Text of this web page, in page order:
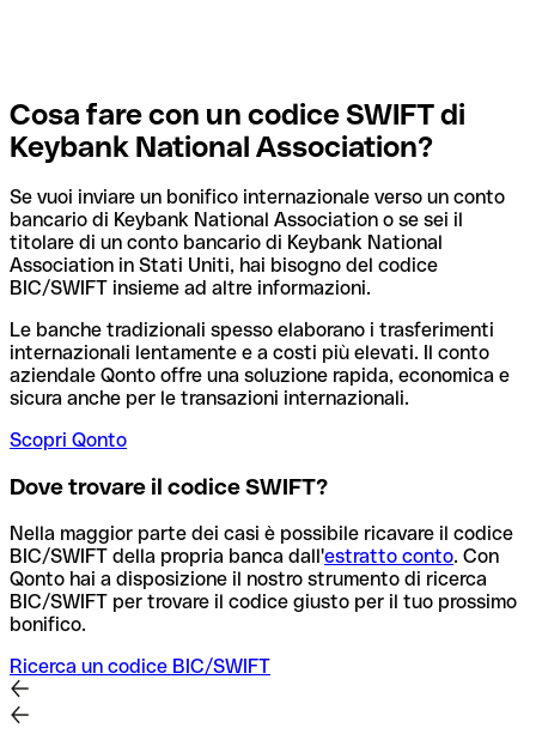
Cosa fare con un codice SWIFT di
Keybank National Association?
Se vuoi inviare un bonifico internazionale verso un conto
bancario di Keybank National Association o se sei il
titolare di un conto bancario di Keybank National
Association in Stati Uniti, hai bisogno del codice
BIC/SWIFT insieme ad altre informazioni.
Le banche tradizionali spesso elaborano i trasferimenti
internazionali lentamente e a costi più elevati. Il conto
aziendale Qonto offre una soluzione rapida, economica e
sicura anche per le transazioni internazionali.
Scopri Qonto
Dove trovare il codice SWIFT?
Nella maggior parte dei casi è possibile ricavare il codice
BIC/SWIFT della propria banca dall'estratto conto. Con
Qonto hai a disposizione il nostro strumento di ricerca
BIC/SWIFT per trovare il codice giusto per il tuo prossimo
bonifico.
Ricerca un codice BIC/SWIFT